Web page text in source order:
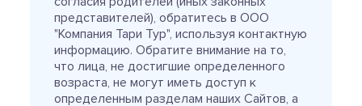
представителей), обратитесь в ООО
"Компания Тари Тур", используя контактную
информацию. Обратите внимание на то,
что лица, не достигшие определенного
возраста, не могут иметь доступ к
определенным разделам наших Сайтов, а